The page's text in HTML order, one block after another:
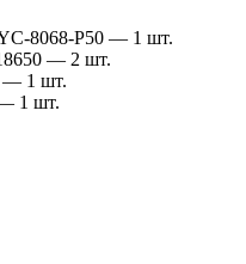
8068-P50 — 1 шт.
— 2 шт.
— 1 шт.
1 шт.